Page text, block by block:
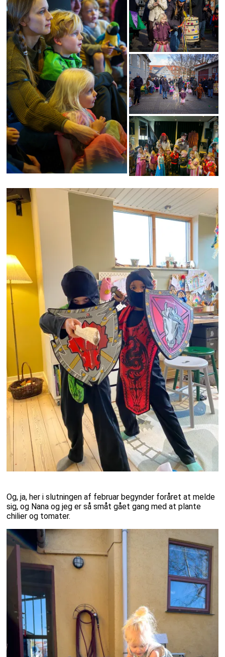
Og, ja, her i slutningen af februar begynder foråret at melde
sig, og Nana og jeg er så småt gået gang med at plante
chilier og tomater.